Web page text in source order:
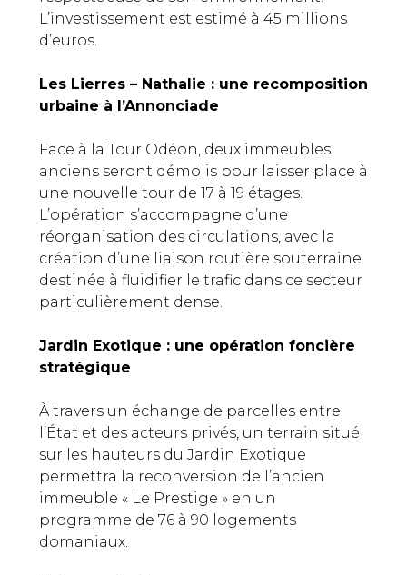
L’investissement est estimé à 45 millions
d’euros.
Les Lierres – Nathalie : une recomposition
urbaine à l’Annonciade
Face à la Tour Odéon, deux immeubles
anciens seront démolis pour laisser place à
une nouvelle tour de 17 à 19 étages.
L’opération s’accompagne d’une
réorganisation des circulations, avec la
création d’une liaison routière souterraine
destinée à fluidifier le trafic dans ce secteur
particulièrement dense.
Jardin Exotique : une opération foncière
stratégique
À travers un échange de parcelles entre
l’État et des acteurs privés, un terrain situé
sur les hauteurs du Jardin Exotique
permettra la reconversion de l’ancien
immeuble « Le Prestige » en un
programme de 76 à 90 logements
domaniaux.